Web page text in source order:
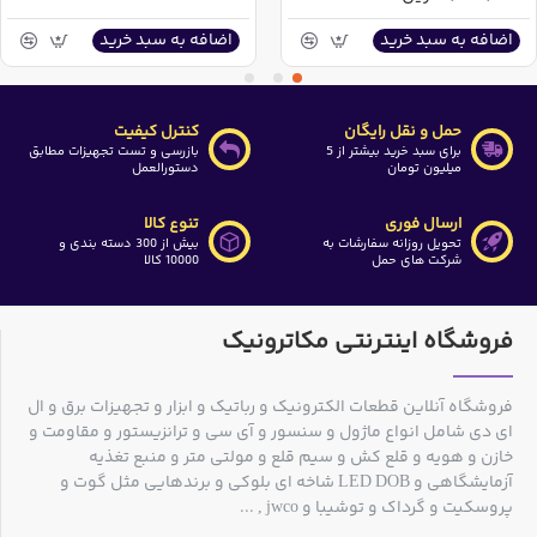
اضافه به سبد خرید اضافه به سبد خرید
حمل و نقل رایگان
برای سبد خرید بیشتر از 5
میلیون تومان
کنترل کیفیت
بازرسی و تست تجهیزات مطابق
دستورالعمل
ارسال فوری
تحویل روزانه سفارشات به
شرکت های حمل
تنوع کالا
بیش از 300 دسته بندی و
10000 کالا
فروشگاه اینترنتی مکاترونیک
فروشگاه آنلاین قطعات الکترونیک و رباتیک و ابزار و تجهیزات برق و ال
ای دی شامل انواع ماژول و سنسور و آی سی و ترانزیستور و مقاومت و
خازن و هویه و قلع کش و سیم قلع و مولتی متر و منبع تغذیه
آزمایشگاهی و LED DOB شاخه ای بلوکی و برندهایی مثل گوت و
پروسکیت و گرداک و توشیبا و jwco , ...